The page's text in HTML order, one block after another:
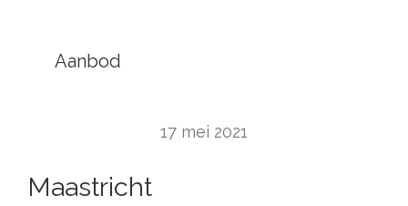
Aanbod
17 mei 2021
Maastricht